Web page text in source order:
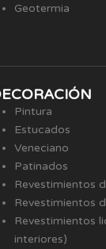
Geotermia
Pintura
Estucados
Veneciano
Patinados
Revestimientos
Revestimientos
Revestimientos
interiores)